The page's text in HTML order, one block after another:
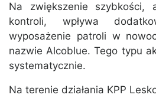
Na zwiększenie szybkości,
kontroli, wpływa
wyposażenie patroli w
nazwie Alcoblue. Tego typu
systematycznie.
Na terenie działania KPP